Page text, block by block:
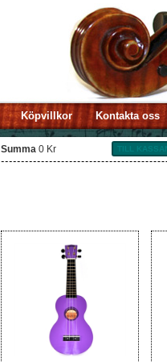
Köpvillkor Kontakta oss
Summa 0 Kr TILL KASSAN